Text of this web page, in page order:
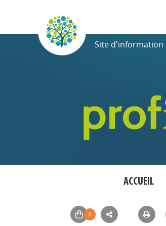
Site d'information
ACCUEIL